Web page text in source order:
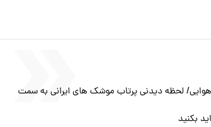
لحظه دیدنی پرتاب موشک های ایرانی به سمت
بکنید